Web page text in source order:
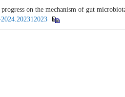
on the mechanism of gut